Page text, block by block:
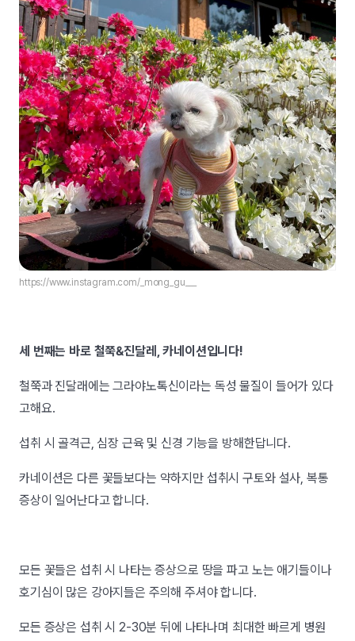
https://www.instagram.com/_mong_gu___
세 번째는 바로 철쭉&진달레, 카네이션입니다!
철쭉과 진달래에는 그라야노톡신이라는 독성 물질이 들어가 있다
고해요.
섭취 시 골격근, 심장 근육 및 신경 기능을 방해한답니다.
카네이션은 다른 꽃들보다는 약하지만 섭취시 구토와 설사, 복통
증상이 일어난다고 합니다.
모든 꽃들은 섭취 시 나타는 증상으로 땅을 파고 노는 애기들이나
호기심이 많은 강아지들은 주의해 주셔야 합니다.
모든 증상은 섭취 시 2-30분 뒤에 나타나며 최대한 빠르게 병원